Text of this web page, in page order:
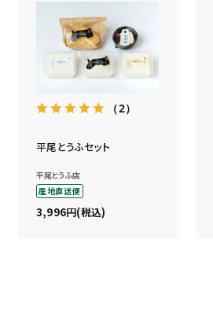
（2）
平尾とうふセット
平尾とうふ店
産地直送便
3,996 税込